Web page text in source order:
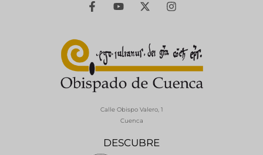
DESCUBRE
Calle Obispo Valero, 1
Cuenca